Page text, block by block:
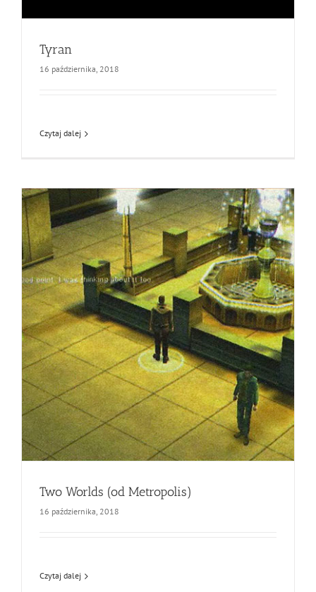
Tyran
16 października, 2018
Czytaj dalej
Two Worlds (od Metropolis)
16 października, 2018
Czytaj dalej